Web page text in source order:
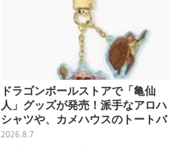
ドラゴンボールストアで「亀仙
人」グッズが発売！派手なアロハ
シャツや、カメハウスのトートバ
ッグなど夏らしいアイテムがズラ
2026.8.7